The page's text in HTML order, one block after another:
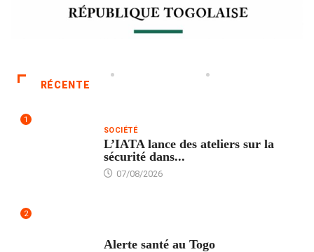
RÉCENTE
1
SOCIÉTÉ
L’IATA lance des ateliers sur la
sécurité dans...
07/08/2026
2
Alerte santé au Togo